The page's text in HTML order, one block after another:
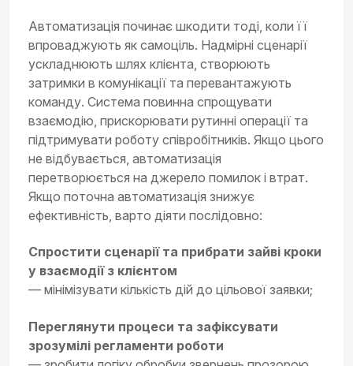
Автоматизація починає шкодити тоді, коли її
впроваджують як самоціль. Надмірні сценарії
ускладнюють шлях клієнта, створюють
затримки в комунікації та перевантажують
команду. Система повинна спрощувати
взаємодію, прискорювати рутинні операції та
підтримувати роботу співробітників. Якщо цього
не відбувається, автоматизація
перетворюється на джерело помилок і втрат.
Якщо поточна автоматизація знижує
ефективність, варто діяти послідовно:
Спростити сценарії та прибрати зайві кроки
у взаємодії з клієнтом
— мінімізувати кількість дій до цільової заявки;
Переглянути процеси та зафіксувати
зрозумілі регламенти роботи